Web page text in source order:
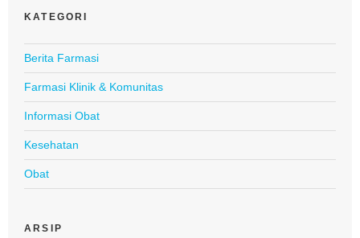
KATEGORI
Berita Farmasi
Farmasi Klinik & Komunitas
Informasi Obat
Kesehatan
Obat
ARSIP